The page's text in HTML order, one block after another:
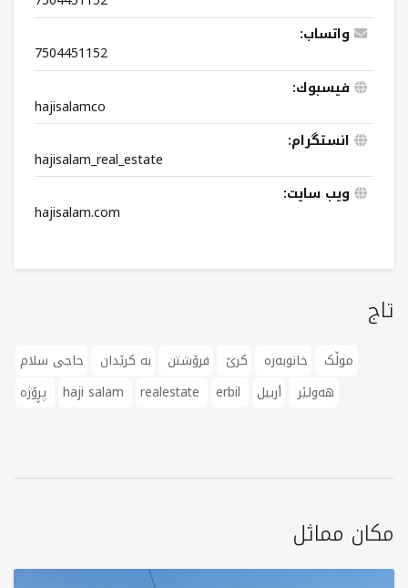
واتساب:
7504451152
فيسبوك:
hajisalamco
انستگرام:
hajisalam_real_estate
ویب سایت:
hajisalam.com
تاج
موڵک خانوبەرە کرێ فرۆشتن بە کرێدان
حاجی سلام
پڕۆژە
haji salam realestate erbil هەولێر أربيل
مكان مماثل